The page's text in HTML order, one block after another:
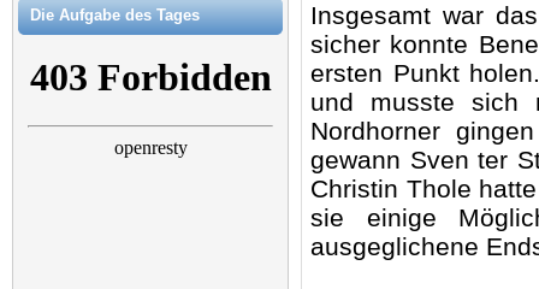
Die Aufgabe des Tages
Insgesamt war
sicher konnte
ersten Punkt
und musste sich
Nordhorner
gewann Sven ter
Christin Thole
sie einige
ausgeglichene